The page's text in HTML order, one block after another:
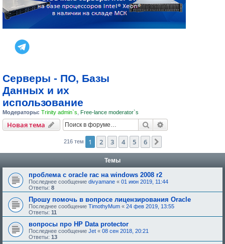
Серверы - ПО, Базы
Данных и их
использование
Модераторы: Trinity admin`s Free-lance moderator`s
Новая тема Поиск
216 тем 1 2 3 4 5 6
Темы
проблема с oracle rac на windows 2008 r2
Последнее сообщение divyamane « 01 июн 2019, 11:44
Ответы: 8
Прошу помочь в вопросе лицензирования Oracle
Последнее сообщение TimothyMum « 24 фев 2019, 13:55
Ответы: 11
вопросы про HP Data protector
Последнее сообщение Jet « 08 сен 2018, 20:21
Ответы: 13